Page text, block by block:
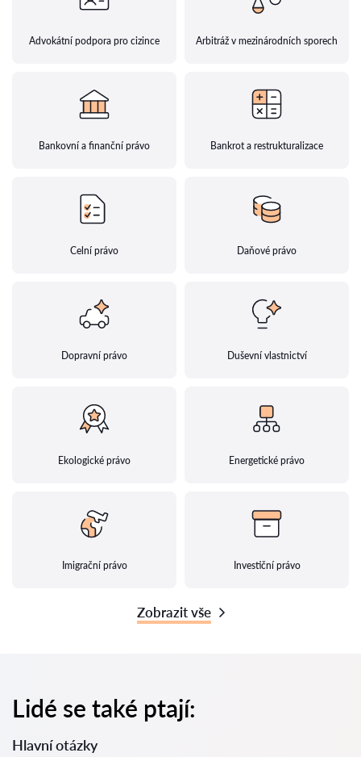
Advokátní podpora pro cizince Arbitráž v mezinárodních sporech
Bankovní a finanční právo Bankrot a restrukturalizace
Celní právo Daňové právo
Dopravní právo Duševní vlastnictví
Ekologické právo Energetické právo
Imigrační právo Investiční právo
Zobrazit vše
Lidé se také ptají:
Hlavní otázky